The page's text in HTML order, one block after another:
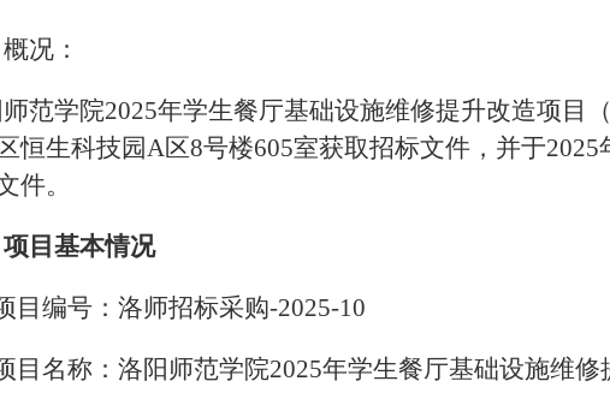
况：
范学院2025年学生餐厅基础设施维修提升改造项目
恒生科技园A区8号楼605室获取招标文件，并于
件。
目基本情况
目编号：洛师招标采购-2025-10
目名称：洛阳师范学院2025年学生餐厅基础设施维修